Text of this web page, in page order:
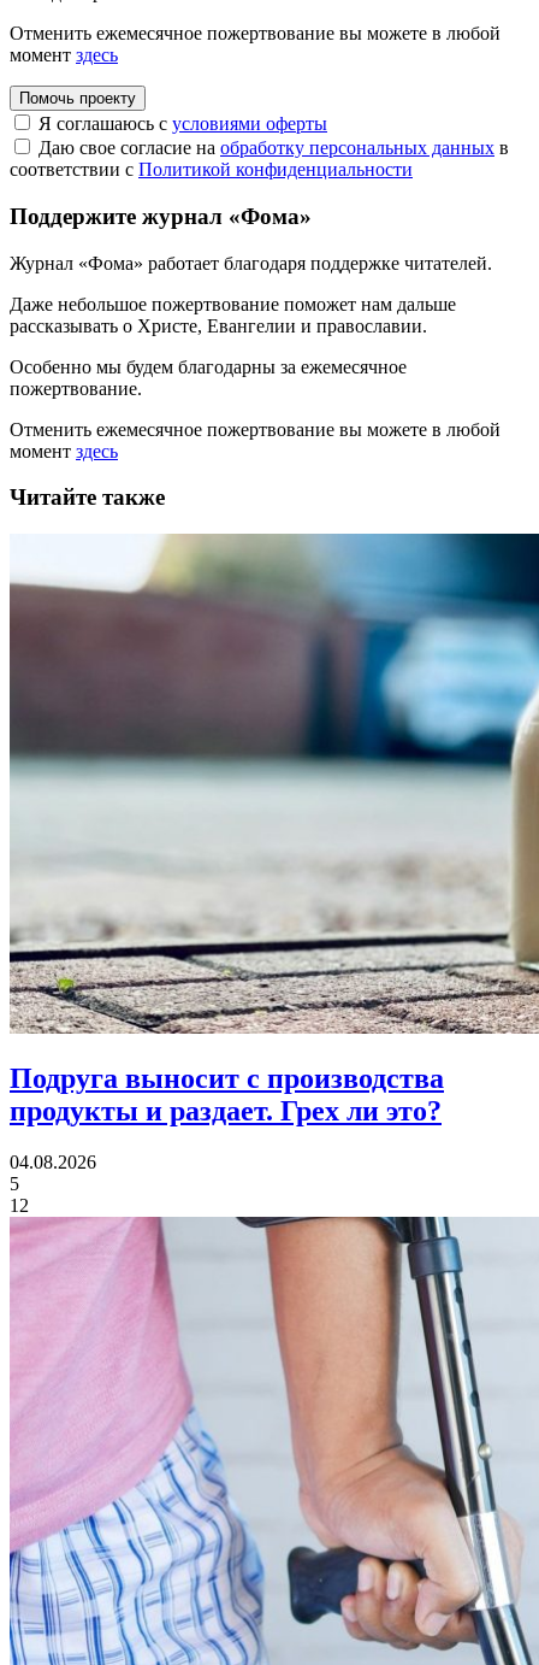
Отменить ежемесячное пожертвование вы можете в любой
момент здесь
Помочь проекту
Я соглашаюсь с условиями оферты
Даю свое согласие на обработку персональных данных в
соответствии с Политикой конфиденциальности
Поддержите журнал «Фома»
Журнал «Фома» работает благодаря поддержке читателей.
Даже небольшое пожертвование поможет нам дальше
рассказывать о Христе, Евангелии и православии.
Особенно мы будем благодарны за ежемесячное
пожертвование.
Отменить ежемесячное пожертвование вы можете в любой
момент здесь
Читайте также
Подруга выносит с производства
продукты и раздает. Грех ли это?
04.08.2026
5
12